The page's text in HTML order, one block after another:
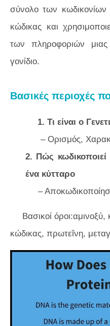
σύνολο των κωδικονίων
κώδικας και
των πληροφοριών
γονίδιο.
Βασικές περιοχές
1. Τι είναι ο
– Ορισμός,
2. Πώς
ένα κύτταρο
–
Βασικοί όροι:αμινοξύ,
κώδικας, πρωτεΐνη,